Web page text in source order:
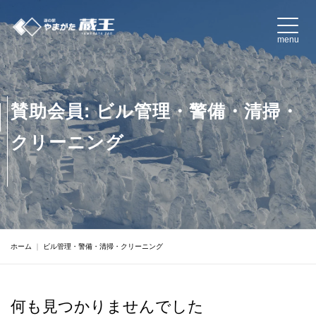
ン
テ
ン
ツ
へ
ス
キ
ッ
プ
menu
賛助会員:ビル管理・警備・清掃・
クリーニング
ホーム ｜ ビル管理・警備・清掃・クリーニング
何も見つかりませんでした